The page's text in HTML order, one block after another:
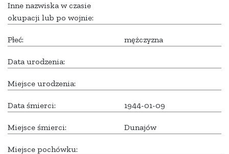
Inne nazwiska w czasie
okupacji lub po wojnie:
Płeć: mężczyzna
Data urodzenia:
Miejsce urodzenia:
Data śmierci: 1944-01-09
Miejsce śmierci: Dunajów
Miejsce pochówku: